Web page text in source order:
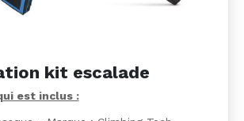
kit escalade
est inclus :